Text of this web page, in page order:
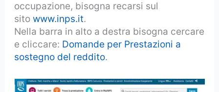
occupazione, bisogna recarsi sul
sitowww.inps.it.
Nella barra in alto a destra bisogna cercare
e cliccare: Domande per Prestazioni a
sostegno del reddito.